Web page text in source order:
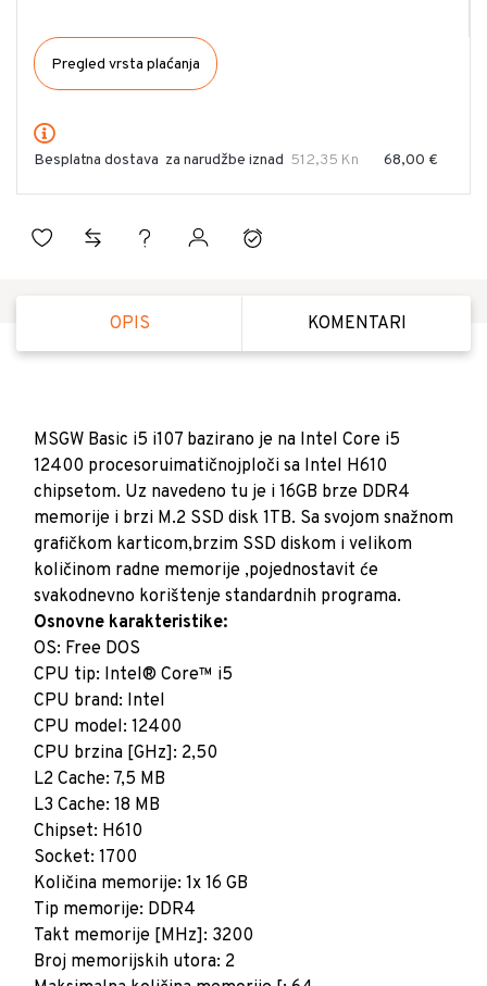
Pregled vrsta plaćanja
Besplatna dostava za narudžbe iznad 512,35 Kn 68,00 €
OPIS KOMENTARI
MSGW Basic i5 i107 bazirano je na Intel Core i5
12400 procesoruimatičnojploči sa Intel H610
chipsetom. Uz navedeno tu je i 16GB brze DDR4
memorije i brzi M.2 SSD disk 1TB. Sa svojom snažnom
grafičkom karticom,brzim SSD diskom i velikom
količinom radne memorije ,pojednostavit će
svakodnevno korištenje standardnih programa.
Osnovne karakteristike:
OS: Free DOS
CPU tip: Intel® Core™ i5
CPU brand: Intel
CPU model: 12400
CPU brzina [GHz]: 2,50
L2 Cache: 7,5 MB
L3 Cache: 18 MB
Chipset: H610
Socket: 1700
Količina memorije: 1x 16 GB
Tip memorije: DDR4
Takt memorije [MHz]: 3200
Broj memorijskih utora: 2